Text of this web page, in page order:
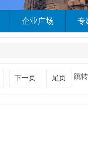
企业广场 专
下一页 尾页 跳